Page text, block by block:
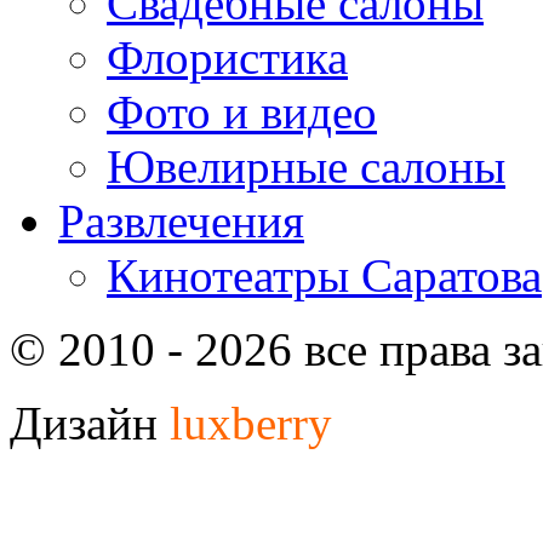
Флористика
Фото и видео
Ювелирные салоны
Развлечения
Кинотеатры Саратова
© 2010 - 2026 все права
Дизайн luxberry